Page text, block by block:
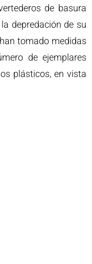
de basura
depredación de su
tomado medidas
de ejemplares
plásticos, en vista